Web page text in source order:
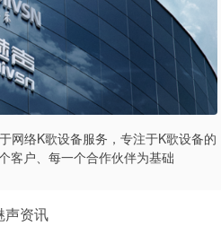
网络K歌设备服务，专注于K歌设备的
客户、每一个合作伙伴为基础
声资讯